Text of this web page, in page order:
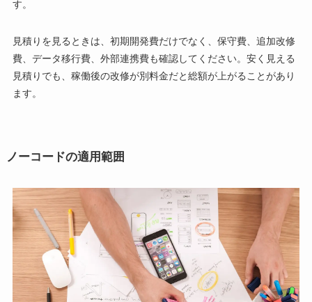
す。
見積りを見るときは、初期開発費だけでなく、保守費、追加改修
費、データ移行費、外部連携費も確認してください。安く見える
見積りでも、稼働後の改修が別料金だと総額が上がることがあり
ます。
ノーコードの適用範囲